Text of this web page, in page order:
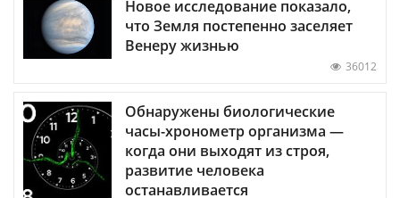
Новое исследование показало,
что Земля постепенно заселяет
Венеру жизнью
36012
Обнаружены биологические
часы-хронометр организма —
когда они выходят из строя,
развитие человека
останавливается